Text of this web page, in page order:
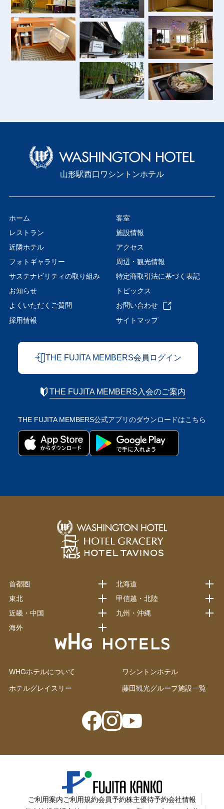
山形駅西口ワシントンホテル
ホーム
客室
レストラン
施設情報
近隣ホテル
アクセス
フォトギャラリー
周辺・観光情報
サステナビリティの取り組み
特定商取引法に基づく表記
お知らせ
トピックス
よくいただくご質問
お問い合わせ
採用情報
サイトマップ
THE FUJITA MEMBERS会員ログイン
THE FUJITA MEMBERS入会のご案内
THE FUJITA MEMBERS公式アプリのダウンロードはこちら
WHGホテルについて ワシントンホテル
ホテルグレイスリー 藤田観光グループ施設一覧
首都圏
北海道
東北
甲信越・北陸
近畿・中国
九州・沖縄
海外
ご利用案内ご利用規約会員予約株主優待予約会社情報